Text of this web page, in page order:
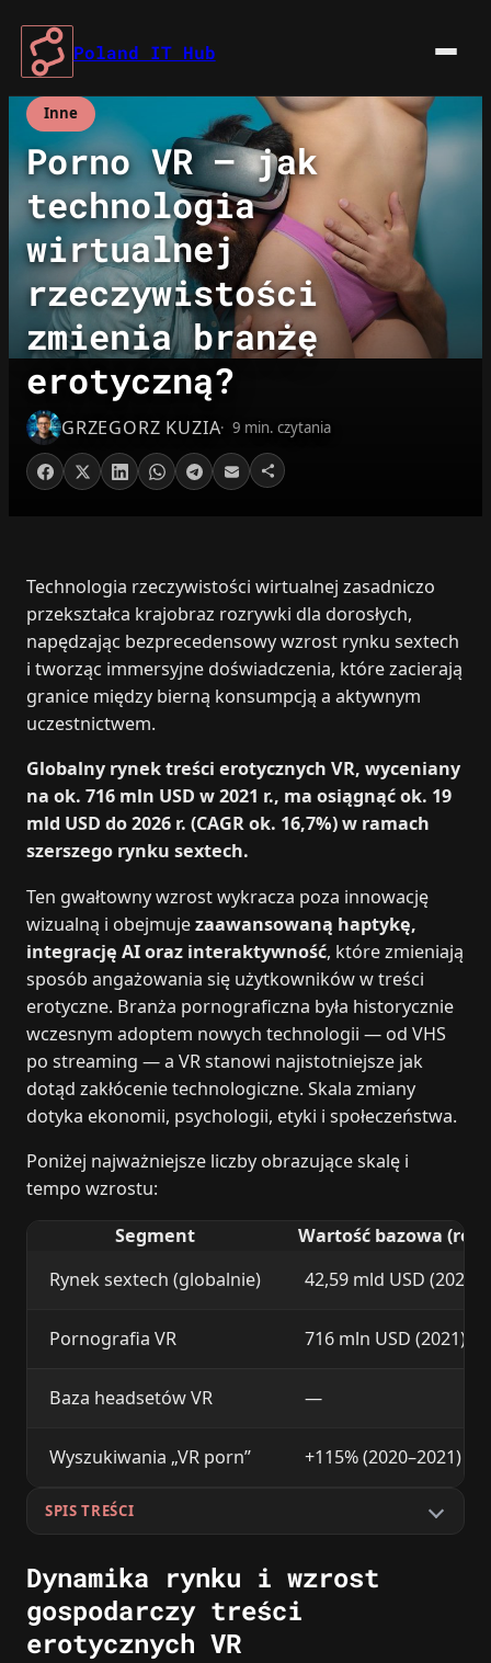
Przejdź
treści
Poland IT Hub
Inne
Porno VR – jak
technologia
wirtualnej
rzeczywistości
zmienia branżę
erotyczną?
GRZEGORZ KUZIA 9 min. czytania
Technologia rzeczywistości wirtualnej zasadniczo
przekształca krajobraz rozrywki dla dorosłych,
napędzając bezprecedensowy wzrost rynku sextech
i tworząc immersyjne doświadczenia, które zacierają
granice między bierną konsumpcją a aktywnym
uczestnictwem.
Globalny rynek treści erotycznych VR, wyceniany
na ok. 716 mln USD w 2021 r., ma osiągnąć ok. 19
mld USD do 2026 r. (CAGR ok. 16,7%) w ramach
szerszego rynku sextech.
Ten gwałtowny wzrost wykracza poza innowację
wizualną i obejmujezaawansowaną haptykę,
integrację AI oraz interaktywność, które zmieniają
sposób angażowania się użytkowników w treści
erotyczne. Branża pornograficzna była historycznie
wczesnym adoptem nowych technologii — od VHS
po streaming — a VR stanowi najistotniejsze jak
dotąd zakłócenie technologiczne. Skala zmiany
dotyka ekonomii, psychologii, etyki i społeczeństwa.
Poniżej najważniejsze liczby obrazujące skalę i
tempo wzrostu:
Segment
Wartość bazowa (rok)
Rynek sextech (globalnie)
42,59 mld USD (2024)
Pornografia VR 716 mln USD (2021)
Baza headsetów VR —
Wyszukiwania „VR porn” +115% (2020–2021)
SPIS TREŚCI
Dynamika rynku i wzrost
gospodarczy treści
erotycznych VR